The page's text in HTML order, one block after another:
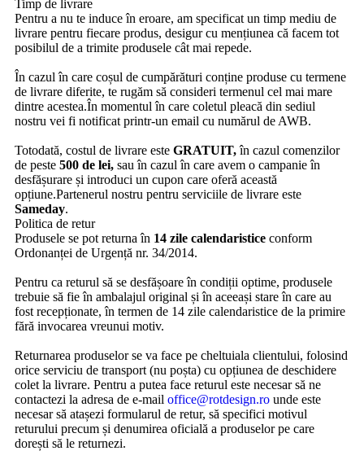
Timp de livrare
Pentru a nu te induce în eroare, am specificat un timp mediu de
livrare pentru fiecare produs, desigur cu mențiunea că facem tot
posibilul de a trimite produsele cât mai repede.
În cazul în care coșul de cumpărături conține produse cu termene
de livrare diferite, te rugăm să consideri termenul cel mai mare
dintre acestea.În momentul în care coletul pleacă din sediul
nostru vei fi notificat printr-un email cu numărul de AWB.
Totodată, costul de livrare este GRATUIT,în cazul comenzilor
de peste 500 de lei, sau în cazul în care avem o campanie în
desfășurare și introduci un cupon care oferă această
opțiune.Partenerul nostru pentru serviciile de livrare este
Sameday.
Politica de retur
Produsele se pot returna în 14 zile calendaristice conform
Ordonanței de Urgență nr. 34/2014.
Pentru ca returul să se desfășoare în condiții optime, produsele
trebuie să fie în ambalajul original și în aceeași stare în care au
fost recepționate, în termen de 14 zile calendaristice de la primire
fără invocarea vreunui motiv.
Returnarea produselor se va face pe cheltuiala clientului, folosind
orice serviciu de transport (nu poșta) cu opțiunea de deschidere
colet la livrare. Pentru a putea face returul este necesar să ne
contactezi la adresa de e-mail office@rotdesign.ro unde este
necesar să atașezi formularul de retur, să specifici motivul
returului precum și denumirea oficială a produselor pe care
dorești să le returnezi.